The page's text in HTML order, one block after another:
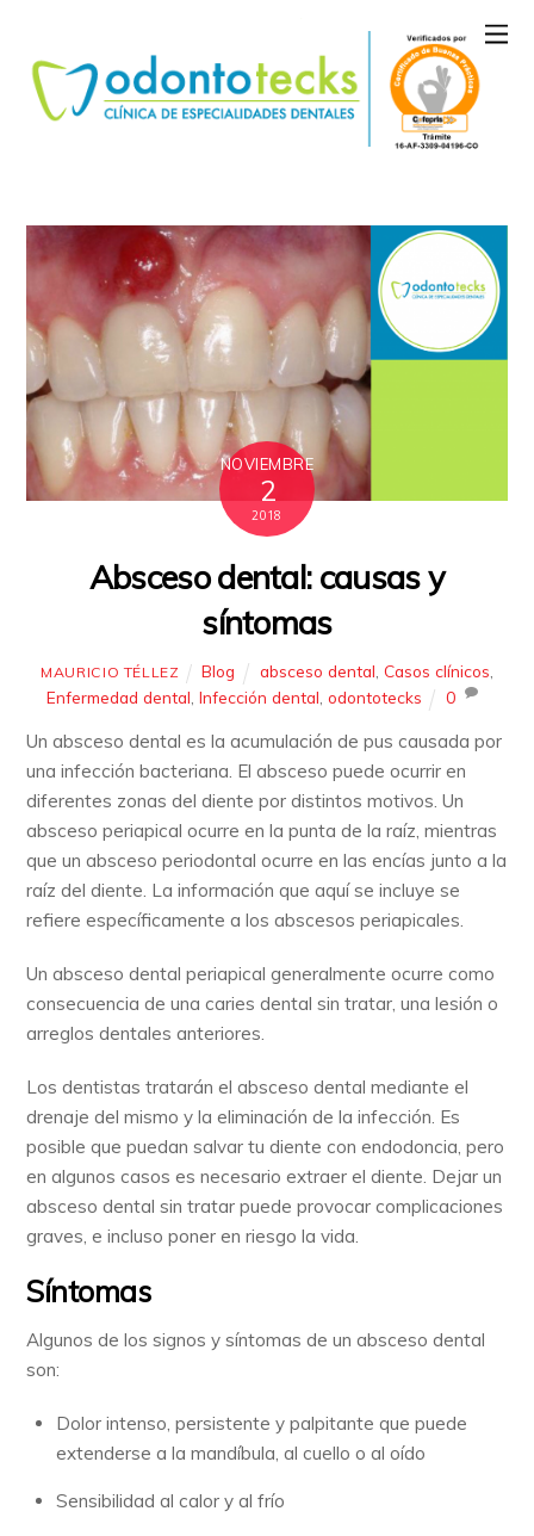
NOVIEMBRE
2
2018
Absceso dental: causas y
síntomas
MAURICIO TÉLLEZ Blog absceso dental Casos clínicos
Enfermedad dental Infección dental odontotecks 0
Un absceso dental es la acumulación de pus causada por
una infección bacteriana. El absceso puede ocurrir en
diferentes zonas del diente por distintos motivos. Un
absceso periapical ocurre en la punta de la raíz, mientras
que un absceso periodontal ocurre en las encías junto a la
raíz del diente. La información que aquí se incluye se
refiere específicamente a los abscesos periapicales.
Un absceso dental periapical generalmente ocurre como
consecuencia de una caries dental sin tratar, una lesión o
arreglos dentales anteriores.
Los dentistas tratarán el absceso dental mediante el
drenaje del mismo y la eliminación de la infección. Es
posible que puedan salvar tu diente con endodoncia, pero
en algunos casos es necesario extraer el diente. Dejar un
absceso dental sin tratar puede provocar complicaciones
graves, e incluso poner en riesgo la vida.
Síntomas
Algunos de los signos y síntomas de un absceso dental
son:
Dolor intenso, persistente y palpitante que puede
extenderse a la mandíbula, al cuello o al oído
Sensibilidad al calor y al frío